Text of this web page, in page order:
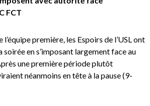
FCT
première, les Espoirs de l’USL ont
en s’imposant largement face au
une première période plutôt
néanmoins en tête à la pause (9-